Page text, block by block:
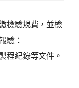
檢驗規費，並檢
驗：
程紀錄等文件。